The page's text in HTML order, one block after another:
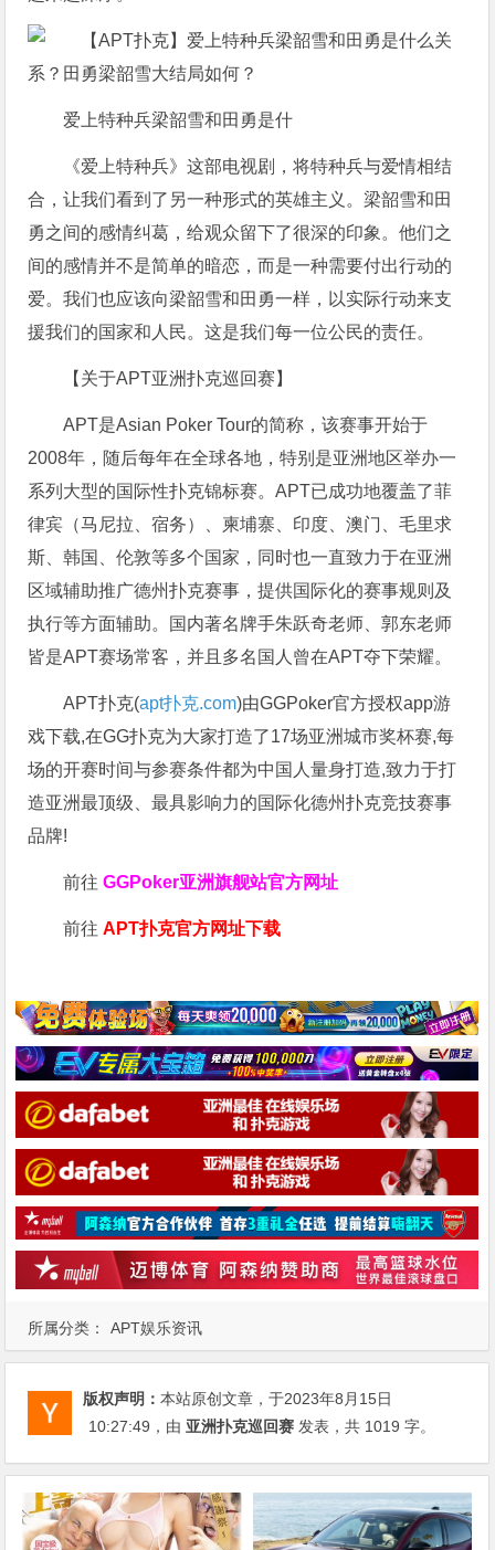
所属分类： APT娱乐资讯
爱上特种兵梁韶雪和田勇是什
《爱上特种兵》这部电视剧，将特种兵与爱情相结
合，让我们看到了另一种形式的英雄主义。梁韶雪和田
勇之间的感情纠葛，给观众留下了很深的印象。他们之
间的感情并不是简单的暗恋，而是一种需要付出行动的
爱。我们也应该向梁韶雪和田勇一样，以实际行动来支
援我们的国家和人民。这是我们每一位公民的责任。
【关于APT亚洲扑克巡回赛】
APT是Asian Poker Tour的简称，该赛事开始于
2008年，随后每年在全球各地，特别是亚洲地区举办一
系列大型的国际性扑克锦标赛。APT已成功地覆盖了菲
律宾（马尼拉、宿务）、柬埔寨、印度、澳门、毛里求
斯、韩国、伦敦等多个国家，同时也一直致力于在亚洲
区域辅助推广德州扑克赛事，提供国际化的赛事规则及
执行等方面辅助。国内著名牌手朱跃奇老师、郭东老师
皆是APT赛场常客，并且多名国人曾在APT夺下荣耀。
APT扑克(apt扑克.com)由GGPoker官方授权app游
戏下载,在GG扑克为大家打造了17场亚洲城市奖杯赛,每
场的开赛时间与参赛条件都为中国人量身打造,致力于打
造亚洲最顶级、最具影响力的国际化德州扑克竞技赛事
品牌!
前往GGPoker亚洲旗舰站官方网址
前往 APT扑克官方网址下载
版权声明：本站原创文章，于2023年8月15日
10:27:49 ，由亚洲扑克巡回赛 发表，共 1019 字。